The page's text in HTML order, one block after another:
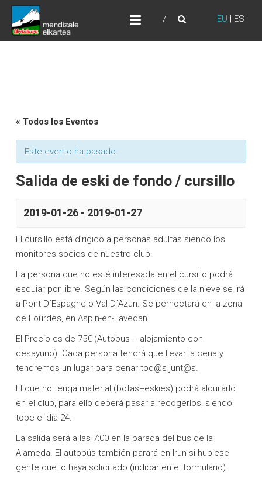
Skip
content
EU | ES
URDABURU
Grupo de Montaña
« Todos los Eventos
Este evento ha pasado.
Salida de eski de fondo / cursillo
2019-01-26- 2019-01-27
El cursillo está dirigido a personas adultas siendo los
monitores socios de nuestro club.
La persona que no esté interesada en el cursillo podrá
esquiar por libre. Según las condiciones de la nieve se irá
a Pont D´Espagne o Val D´Azun. Se pernoctará en la zona
de Lourdes, en Aspin-en-Lavedan.
El Precio es de 75€ (Autobus + alojamiento con
desayuno). Cada persona tendrá que llevar la cena y
tendremos un lugar para cenar tod@s junt@s.
El que no tenga material (botas+eskies) podrá alquilarlo
en el club, para ello deberá pasar a recogerlos, siendo
tope el día 24.
La salida será a las 7:00 en la parada del bus de la
Alameda. El autobús también parará en Irun si hubiese
gente que lo haya solicitado (indicar en el formulario).